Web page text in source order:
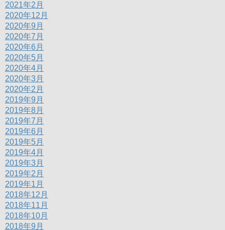
2021年2月
2020年12月
2020年9月
2020年7月
2020年6月
2020年5月
2020年4月
2020年3月
2020年2月
2019年9月
2019年8月
2019年7月
2019年6月
2019年5月
2019年4月
2019年3月
2019年2月
2019年1月
2018年12月
2018年11月
2018年10月
2018年9月